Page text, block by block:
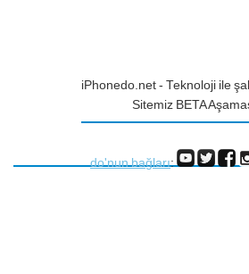
iPhonedo.net - Teknoloji ile
Sitemiz BETA
do'nun bağları: